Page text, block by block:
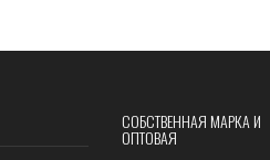
СОБСТВЕННАЯ МАРКА И
ОПТОВАЯ